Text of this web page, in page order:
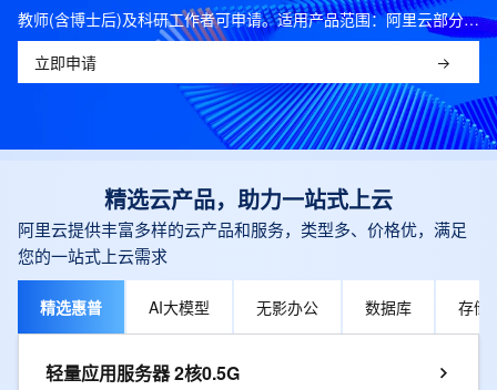
教师(含博士后)及科研工作者可申请。适用产品范围：阿里云部分公共云产品，可开科研发票。
立即申请
精选云产品，助力一站式上云
阿里云提供丰富多样的云产品和服务，类型多、价格优，满足
您的一站式上云需求
精选惠普 AI大模型 无影办公 数据库 存储
轻量应用服务器 2核0.5G